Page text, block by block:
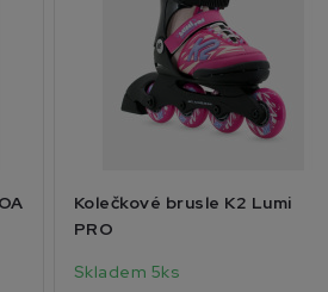
Kolečkové brusle K2 Lumi
PRO
Skladem 5ks